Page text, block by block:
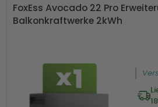
FoxEss Avocado 22 Pro
Balkonkraftwerke 2kWh